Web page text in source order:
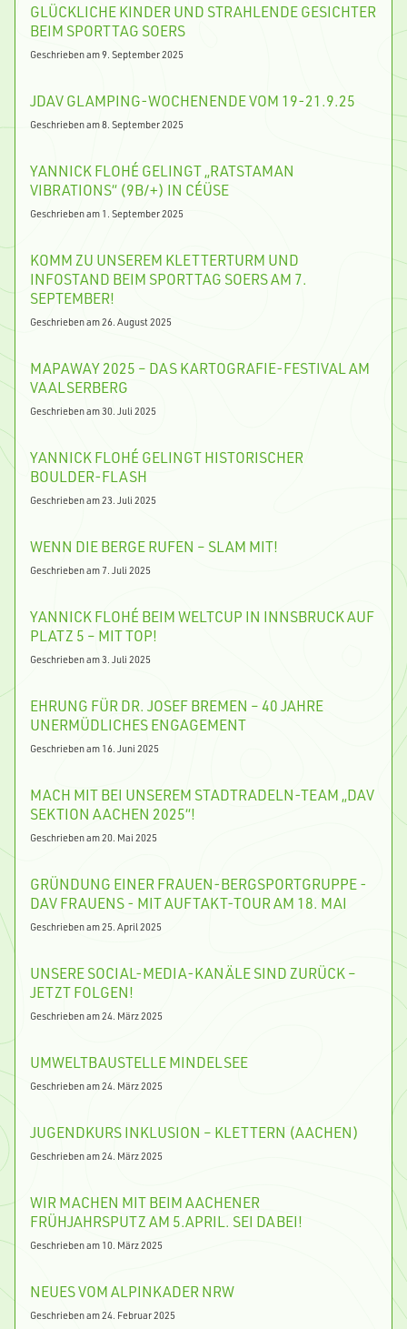
GLÜCKLICHE KINDER UND STRAHLENDE GESICHTER
BEIM SPORTTAG SOERS
Geschrieben am 9. September 2025
JDAV GLAMPING-WOCHENENDE VOM 19-21.9.25
Geschrieben am 8. September 2025
YANNICK FLOHÉ GELINGT „RATSTAMAN
VIBRATIONS“ (9B/+) IN CÉÜSE
Geschrieben am 1. September 2025
KOMM ZU UNSEREM KLETTERTURM UND
INFOSTAND BEIM SPORTTAG SOERS AM 7.
SEPTEMBER!
Geschrieben am 26. August 2025
MAPAWAY 2025 – DAS KARTOGRAFIE-FESTIVAL AM
VAALSERBERG
Geschrieben am 30. Juli 2025
YANNICK FLOHÉ GELINGT HISTORISCHER
BOULDER-FLASH
Geschrieben am 23. Juli 2025
WENN DIE BERGE RUFEN – SLAM MIT!
Geschrieben am 7. Juli 2025
YANNICK FLOHÉ BEIM WELTCUP IN INNSBRUCK AUF
PLATZ 5 – MIT TOP!
Geschrieben am 3. Juli 2025
EHRUNG FÜR DR. JOSEF BREMEN – 40 JAHRE
UNERMÜDLICHES ENGAGEMENT
Geschrieben am 16. Juni 2025
MACH MIT BEI UNSEREM STADTRADELN-TEAM „DAV
SEKTION AACHEN 2025“!
Geschrieben am 20. Mai 2025
GRÜNDUNG EINER FRAUEN-BERGSPORTGRUPPE -
DAV FRAUENS - MIT AUFTAKT-TOUR AM 18. MAI
Geschrieben am 25. April 2025
UNSERE SOCIAL-MEDIA-KANÄLE SIND ZURÜCK –
JETZT FOLGEN!
Geschrieben am 24. März 2025
UMWELTBAUSTELLE MINDELSEE
Geschrieben am 24. März 2025
JUGENDKURS INKLUSION – KLETTERN (AACHEN)
Geschrieben am 24. März 2025
WIR MACHEN MIT BEIM AACHENER
FRÜHJAHRSPUTZ AM 5.APRIL. SEI DABEI!
Geschrieben am 10. März 2025
NEUES VOM ALPINKADER NRW
Geschrieben am 24. Februar 2025